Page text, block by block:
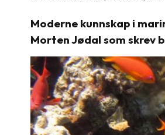
Moderne kunnskap i
Morten Jødal som skrev